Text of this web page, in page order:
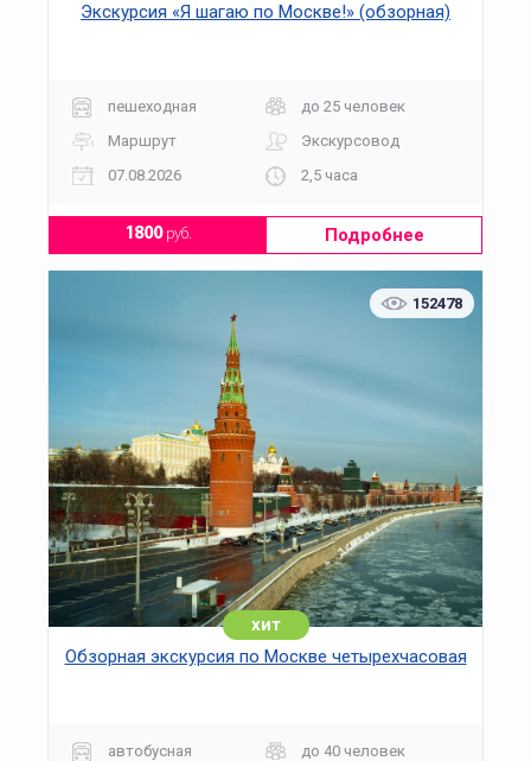
Экскурсия «Я шагаю по Москве!» (обзорная)
пешеходная
до 25 человек
Маршрут
Экскурсовод
07.08.2026
2,5 часа
1800руб. Подробнее
152478
хит
Обзорная экскурсия по Москве четырехчасовая
автобусная
до 40 человек